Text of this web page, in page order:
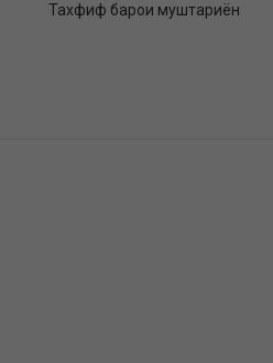
Тахфиф барои муштариён